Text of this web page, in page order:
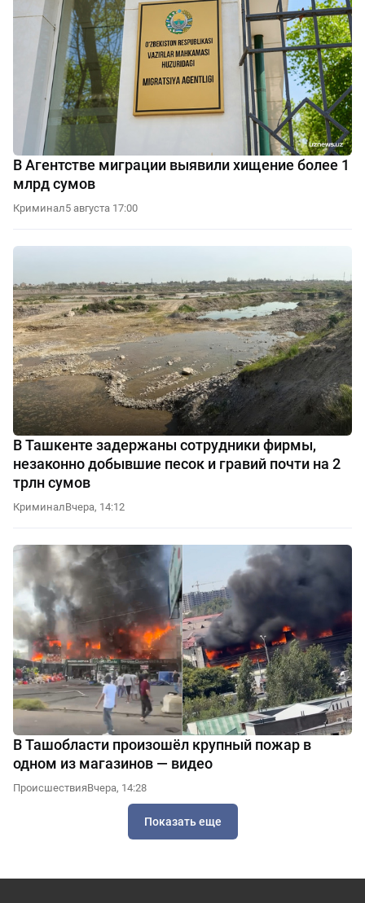
В Агентстве миграции выявили хищение более 1
млрд сумов
Криминал5 августа 17:00
В Ташкенте задержаны сотрудники фирмы,
незаконно добывшие песок и гравий почти на 2
трлн сумов
КриминалВчера, 14:12
В Ташобласти произошёл крупный пожар в
одном из магазинов — видео
ПроисшествияВчера, 14:28
Показать еще